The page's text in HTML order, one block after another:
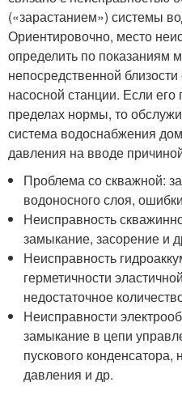
(«зарастанием») системы
Ориентировочно, место
определить по показаниям
непосредственной
насосной станции. Если его
пределах нормы, то
система водоснабжения
давления на вводе
Проблема со скважной:
водоносного слоя,
Неисправность
замыкание, засорение и
Неисправность
герметичности
недостаточное
Неисправности
замыкание в цепи
пускового конденсатора,
давления и др.